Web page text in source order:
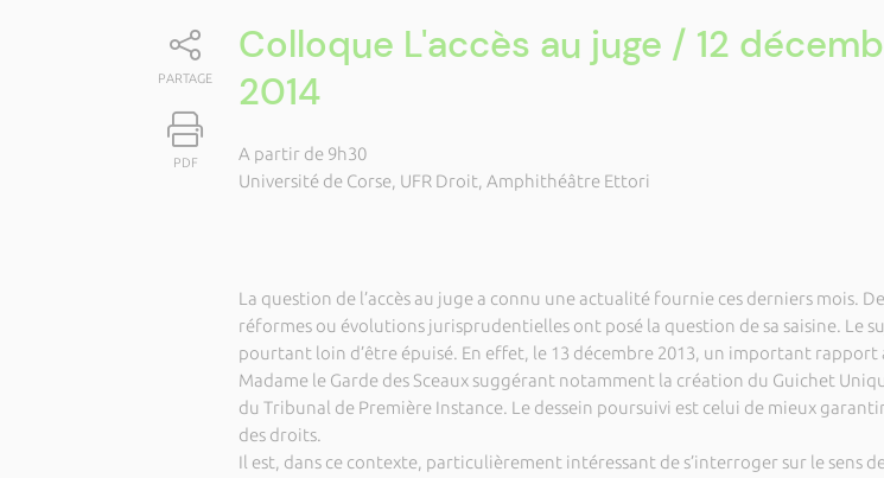
PARTAGE
PDF
Colloque L'accès au juge / 12
2014
A partir de 9h30
Université de Corse, UFR Droit, Amphithéâtre Ettori
La question de l’accès au juge a connu une actualité fournie ces derniers mois.
réformes ou évolutions jurisprudentielles ont posé la question de sa saisine. Le
pourtant loin d’être épuisé. En effet, le 13 décembre 2013, un important rapport
Madame le Garde des Sceaux suggérant notamment la création du Guichet
du Tribunal de Première Instance. Le dessein poursuivi est celui de mieux
des droits.
Il est, dans ce contexte, particulièrement intéressant de s’interroger sur le sens